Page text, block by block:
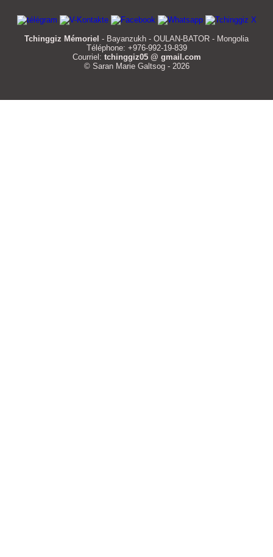
Tchinggiz Mémoriel - Bayanzukh - OULAN-BATOR - Mongolia
Téléphone: +976-992-19-839
Courriel: tchinggiz05 @ gmail.com
© Saran Marie Galtsog - 2026